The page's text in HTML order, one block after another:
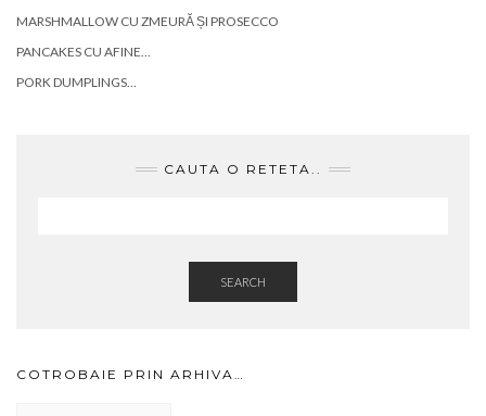
MARSHMALLOW CU ZMEURĂ ȘI PROSECCO
PANCAKES CU AFINE…
PORK DUMPLINGS…
CAUTA O RETETA..
SEARCH
COTROBAIE PRIN ARHIVA…